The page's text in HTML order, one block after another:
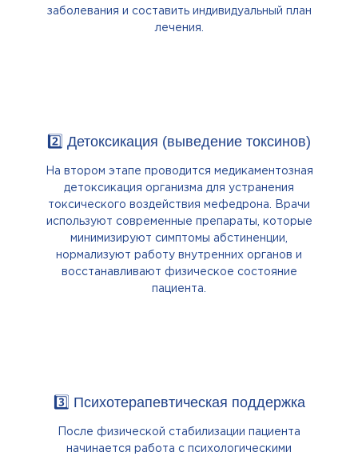
заболевания и составить индивидуальный план
лечения.
2️⃣ Детоксикация (выведение токсинов)
На втором этапе проводится медикаментозная
детоксикация организма для устранения
токсического воздействия мефедрона. Врачи
используют современные препараты, которые
минимизируют симптомы абстиненции,
нормализуют работу внутренних органов и
восстанавливают физическое состояние
пациента.
3️⃣ Психотерапевтическая поддержка
После физической стабилизации пациента
начинается работа с психологическими